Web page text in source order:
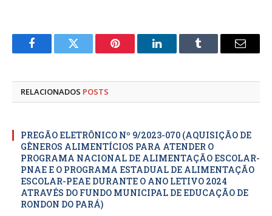
FacebookTwitter Pinterest LinkedInTumblr
E-
RELACIONADOS POSTS
PREGÃO ELETRÔNICO Nº 9/2023-070 (AQUISIÇÃO DE
GÊNEROS ALIMENTÍCIOS PARA ATENDER O
PROGRAMA NACIONAL DE ALIMENTAÇÃO ESCOLAR-
PNAE E O PROGRAMA ESTADUAL DE ALIMENTAÇÃO
ESCOLAR-PEAE DURANTE O ANO LETIVO 2024
ATRAVÉS DO FUNDO MUNICIPAL DE EDUCAÇÃO DE
RONDON DO PARÁ)